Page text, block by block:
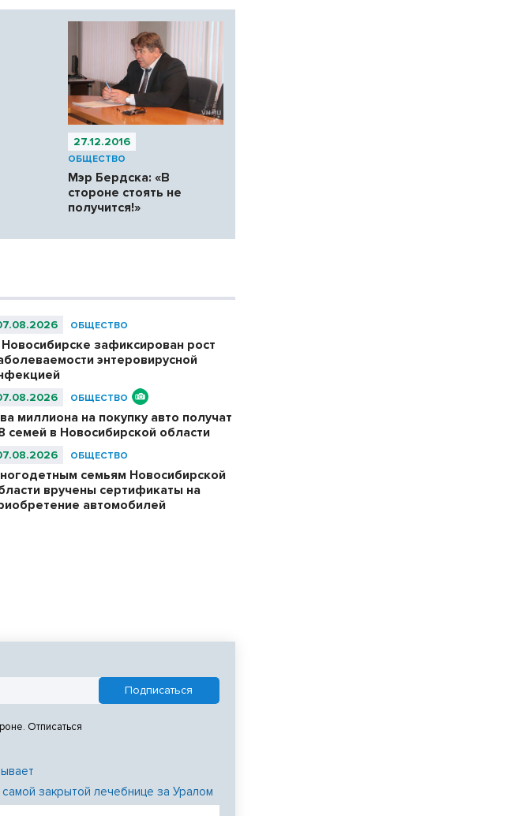
27.12.2016
ОБЩЕСТВО
Мэр Бердска: «В
стороне стоять не
получится!»
ОБЩЕСТВО
зафиксирован рост
энтеровирусной
ОБЩЕСТВО
миллиона на покупку авто получат
семей в Новосибирской области
ОБЩЕСТВО
семьям Новосибирской
вручены сертификаты на
автомобилей
Отписаться
закрытой лечебнице за Уралом